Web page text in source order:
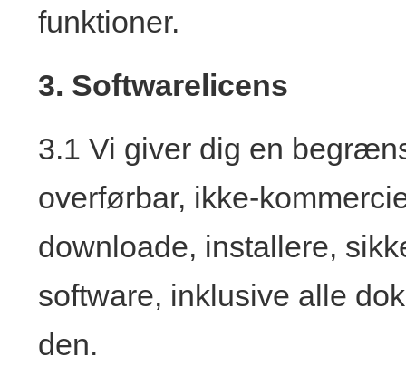
funktioner.
3. Softwarelicens
3.1 Vi giver dig en
overførbar, ikke-
downloade, installere,
software, inklusive alle
den.